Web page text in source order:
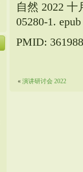
自然 2022 十
05280-1.
PMID:
« 演讲研讨会 2022